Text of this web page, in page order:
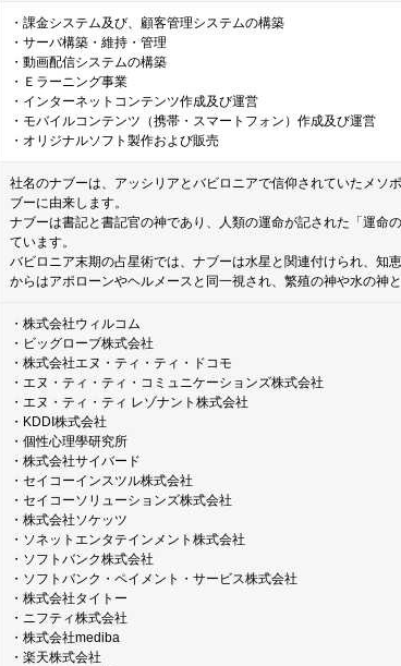
・課金システム及び、顧客管理システムの構築
・サーバ構築・維持・管理
・動画配信システムの構築
・Ｅラーニング事業
・インターネットコンテンツ作成及び運営
・モバイルコンテンツ（携帯・スマートフォン）作成及び運営
・オリジナルソフト製作および販売
社名のナブーは、アッシリアとバビロニアで信仰されていたメソ
ブーに由来します。
ナブーは書記と書記官の神であり、人類の運命が記された「運命
ています。
バビロニア末期の占星術では、ナブーは水星と関連付けられ、知
からはアポローンやヘルメースと同一視され、繁殖の神や水の神
・株式会社ウィルコム
・ビッグローブ株式会社
・株式会社エヌ・ティ・ティ・ドコモ
・エヌ・ティ・ティ・コミュニケーションズ株式会社
・エヌ・ティ・ティ レゾナント株式会社
・KDDI株式会社
・個性心理學研究所
・株式会社サイバード
・セイコーインスツル株式会社
・セイコーソリューションズ株式会社
・株式会社ソケッツ
・ソネットエンタテインメント株式会社
・ソフトバンク株式会社
・ソフトバンク・ペイメント・サービス株式会社
・株式会社タイトー
・ニフティ株式会社
・株式会社mediba
・楽天株式会社